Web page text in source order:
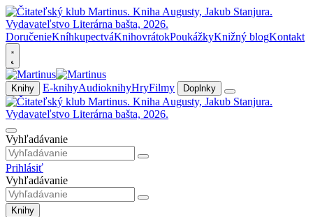
DoručenieKníhkupectváKnihovrátokPoukážkyKnižný blogKontakt
Knihy E-knihyAudioknihyHryFilmy Doplnky
Vyhľadávanie
Prihlásiť
Vyhľadávanie
Knihy